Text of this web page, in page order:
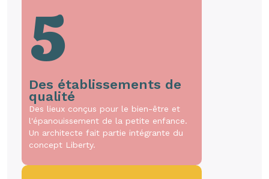
5
Des établissements de
qualité
Des lieux conçus pour le bien-être et
l'épanouissement de la petite enfance.
Un architecte fait partie intégrante du
concept Liberty.